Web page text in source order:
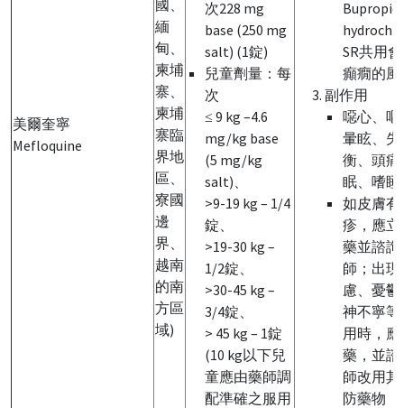
美爾奎寧
Mefloquine
國、
緬
甸、
柬埔
寨、
柬埔
寨臨
界地
區、
寮國
邊
界、
越南
的南
方區
域)
次228 mg
base (250 mg
salt) (1錠)
兒童劑量：每
次
≤ 9 kg –4.6
mg/kg base
(5 mg/kg
salt)、
>9-19 kg – 1/4
錠、
>19-30 kg –
1/2錠、
>30-45 kg –
3/4錠、
> 45 kg – 1錠
(10 kg以下兒
童應由藥師調
配準確之服用
SR共用
癲癇的風
副作用
噁心、嘔
暈眩、失
衡、頭痛
眠、嗜睡
如皮膚有
疹，應立
藥並諮詢
師；出現
慮、憂
神不寧等
用時，應
藥，並諮
師改用
防藥物